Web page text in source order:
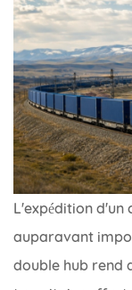
L'expédition d'un
auparavant
double hub rend